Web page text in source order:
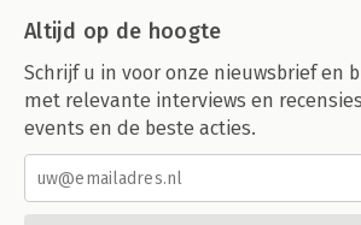
Altijd op de hoogte
Schrijf u in voor onze nieuwsbrief en
met relevante interviews en
events en de beste acties.